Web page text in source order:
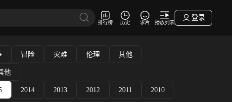
排行榜 历史 求片 播放列表
登录
冒险 灾难 伦理 其他
他
2014 2013 2012 2011 2010